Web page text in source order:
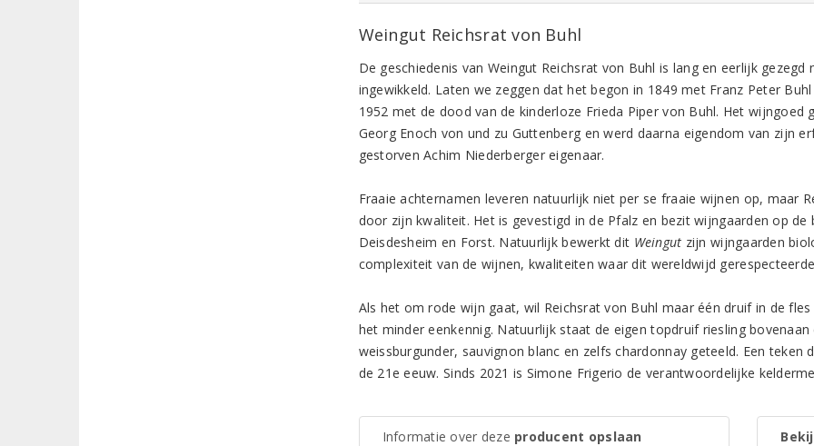
Weingut Reichsrat von Buhl
De geschiedenis van Weingut Reichsrat von Buhl is lang en eerlijk gezegd
ingewikkeld. Laten we zeggen dat het begon in 1849 met Franz Peter
1952 met de dood van de kinderloze Frieda Piper von Buhl. Het wijngoed
Georg Enoch von und zu Guttenberg en werd daarna eigendom van zijn
gestorven Achim Niederberger eigenaar.
Fraaie achternamen leveren natuurlijk niet per se fraaie wijnen op, maar
door zijn kwaliteit. Het is gevestigd in de Pfalz en bezit wijngaarden op
Deisdesheim en Forst. Natuurlijk bewerkt dit Weingut zijn wijngaarden
complexiteit van de wijnen, kwaliteiten waar dit wereldwijd
Als het om rode wijn gaat, wil Reichsrat von Buhl maar één druif in de
het minder eenkennig. Natuurlijk staat de eigen topdruif riesling
weissburgunder, sauvignon blanc en zelfs chardonnay geteeld. Een teken
de 21e eeuw. Sinds 2021 is Simone Frigerio de verantwoordelijke
Informatie over deze producent opslaan